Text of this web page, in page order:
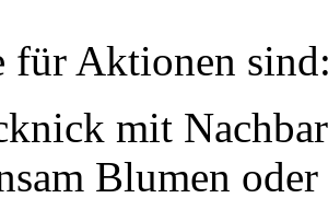
für Aktionen
mit
Blumen